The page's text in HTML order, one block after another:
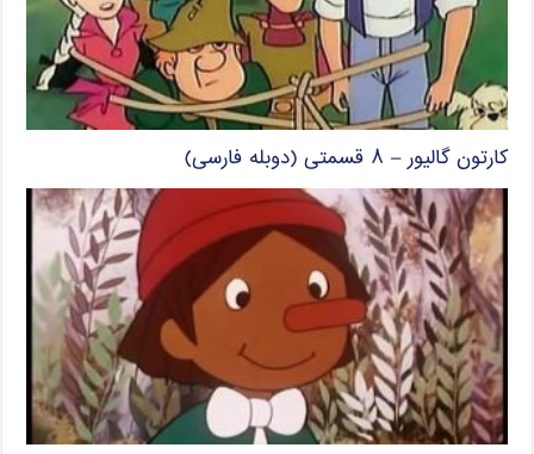
کارتون گالیور – ۸ قسمتی (دوبله فارسی)